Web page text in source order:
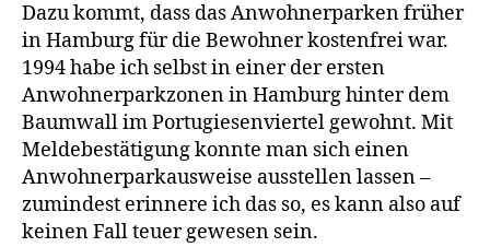
Dazu kommt, dass das Anwohnerparken früher
in Hamburg für die Bewohner kostenfrei war.
1994 habe ich selbst in einer der ersten
Anwohnerparkzonen in Hamburg hinter dem
Baumwall im Portugiesenviertel gewohnt. Mit
Meldebestätigung konnte man sich einen
Anwohnerparkausweise ausstellen lassen –
zumindest erinnere ich das so, es kann also auf
keinen Fall teuer gewesen sein.